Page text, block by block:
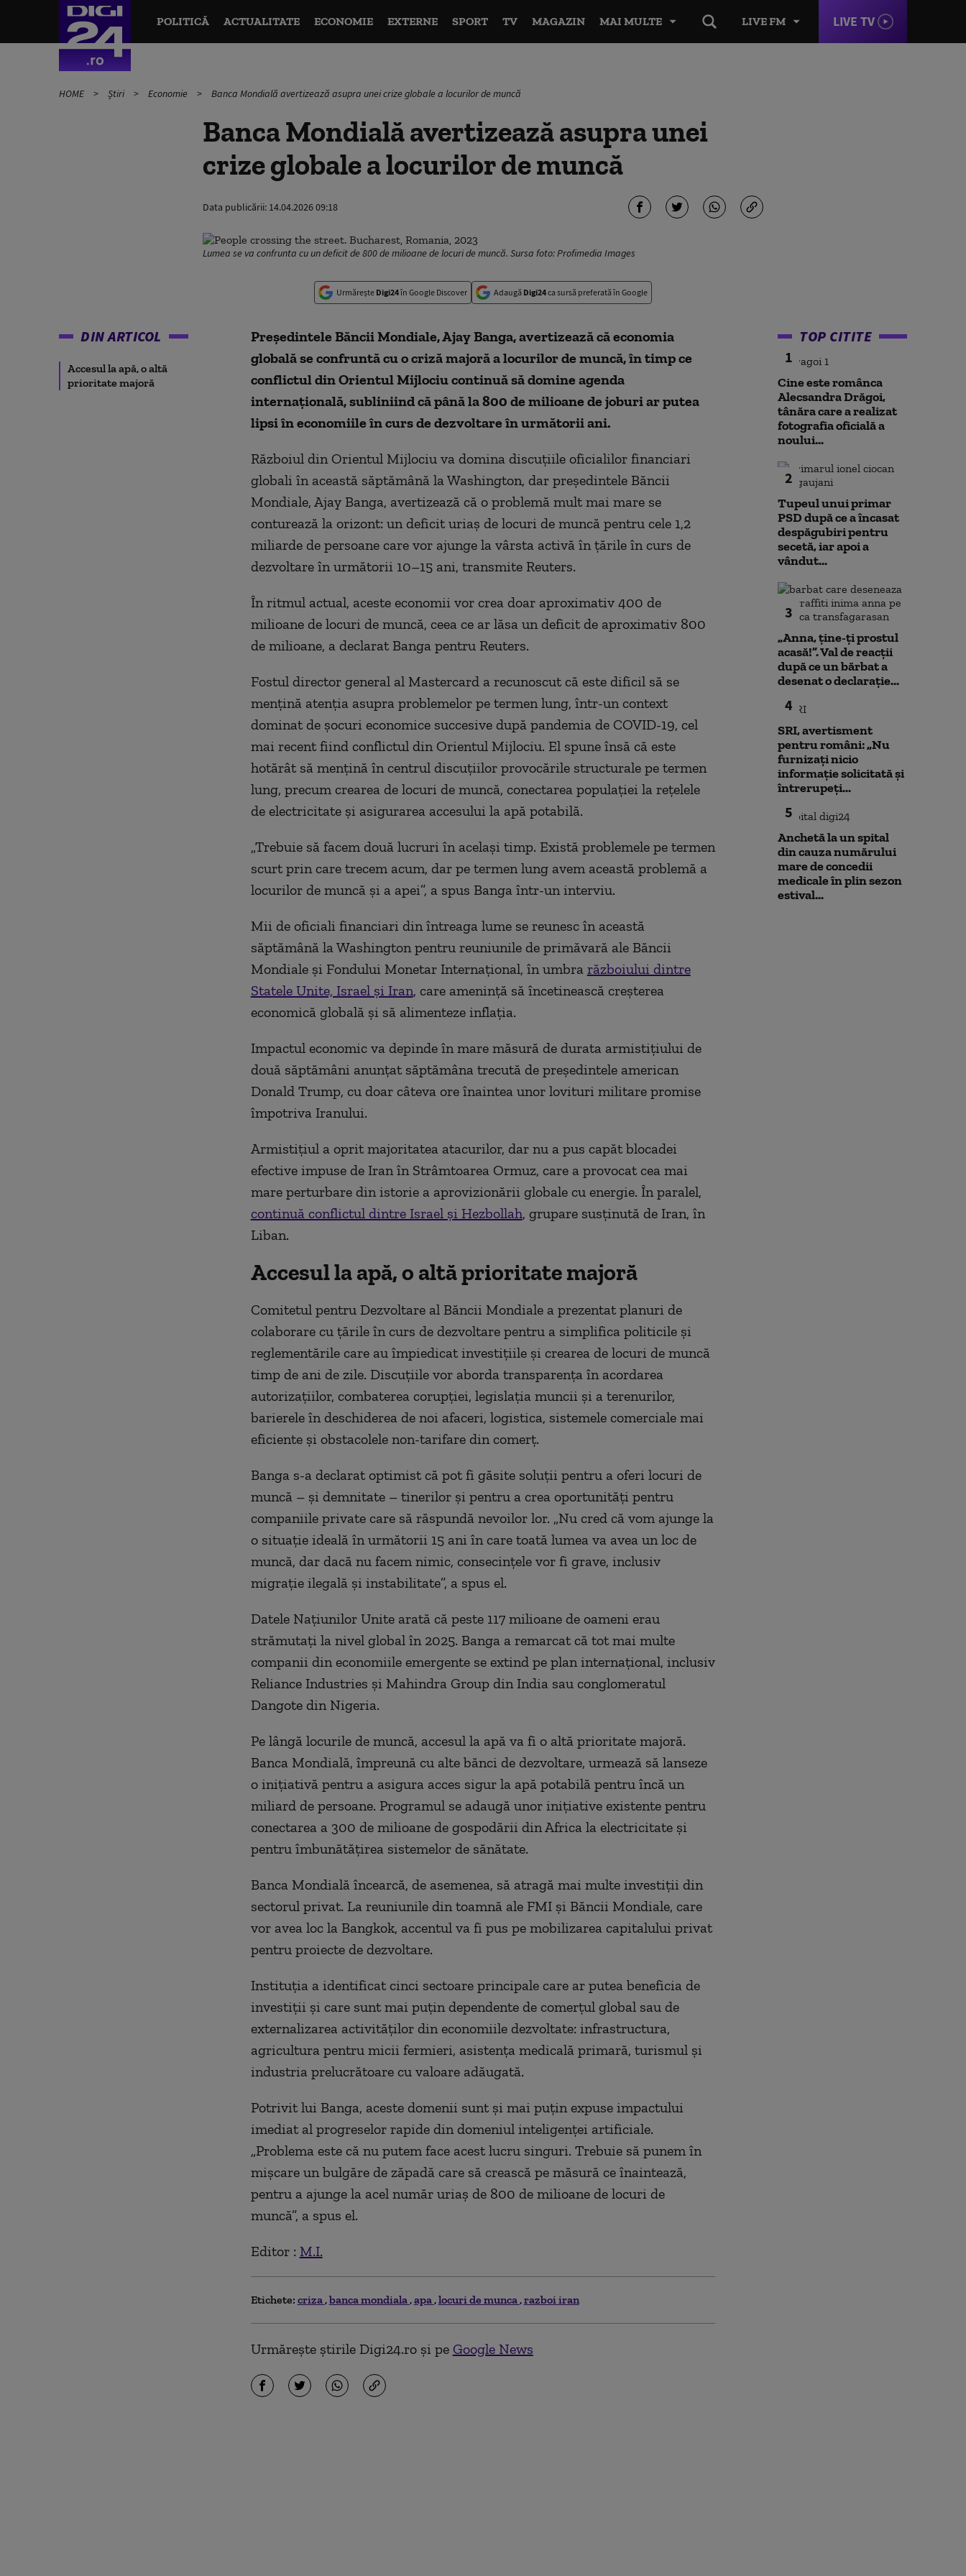
LIVE FM LIVE TV
POLITICĂ ACTUALITATE ECONOMIE EXTERNE SPORT TV MAGAZIN MAI MULTE
HOME Știri Economie Banca Mondială avertizează asupra unei crize globale a locurilor de muncă
Banca Mondială avertizează asupra unei
crize globale a locurilor de muncă
Data publicării: 14.04.2026 09:18
Lumea se va confrunta cu un deficit de 800 de milioane de locuri de muncă. Sursa foto: Profimedia Images
Urmărește Digi24în Google Discover Adaugă Digi24ca sursă preferată în Google
DIN ARTICOL
Accesul la apă, o altă
prioritate majoră
Președintele Băncii Mondiale, Ajay Banga, avertizează că economia
globală se confruntă cu o criză majoră a locurilor de muncă, în timp ce
conflictul din Orientul Mijlociu continuă să domine agenda
internațională, subliniind că până la 800 de milioane de joburi ar putea
lipsi în economiile în curs de dezvoltare în următorii ani.
Războiul din Orientul Mijlociu va domina discuţiile oficialilor financiari
globali în această săptămână la Washington, dar preşedintele Băncii
Mondiale, Ajay Banga, avertizează că o problemă mult mai mare se
conturează la orizont: un deficit uriaş de locuri de muncă pentru cele 1,2
miliarde de persoane care vor ajunge la vârsta activă în ţările în curs de
dezvoltare în următorii 10–15 ani, transmite Reuters.
În ritmul actual, aceste economii vor crea doar aproximativ 400 de
milioane de locuri de muncă, ceea ce ar lăsa un deficit de aproximativ 800
de milioane, a declarat Banga pentru Reuters.
Fostul director general al Mastercard a recunoscut că este dificil să se
menţină atenţia asupra problemelor pe termen lung, într-un context
dominat de şocuri economice succesive după pandemia de COVID-19, cel
mai recent fiind conflictul din Orientul Mijlociu. El spune însă că este
hotărât să menţină în centrul discuţiilor provocările structurale pe termen
lung, precum crearea de locuri de muncă, conectarea populaţiei la reţelele
de electricitate şi asigurarea accesului la apă potabilă.
„Trebuie să facem două lucruri în acelaşi timp. Există problemele pe termen
scurt prin care trecem acum, dar pe termen lung avem această problemă a
locurilor de muncă şi a apei”, a spus Banga într-un interviu.
Mii de oficiali financiari din întreaga lume se reunesc în această
săptămână la Washington pentru reuniunile de primăvară ale Băncii
Mondiale şi Fondului Monetar Internaţional, în umbra războiului dintre
Statele Unite, Israel şi Iran, care ameninţă să încetinească creşterea
economică globală şi să alimenteze inflaţia.
Impactul economic va depinde în mare măsură de durata armistiţiului de
două săptămâni anunţat săptămâna trecută de preşedintele american
Donald Trump, cu doar câteva ore înaintea unor lovituri militare promise
împotriva Iranului.
Armistiţiul a oprit majoritatea atacurilor, dar nu a pus capăt blocadei
efective impuse de Iran în Strâmtoarea Ormuz, care a provocat cea mai
mare perturbare din istorie a aprovizionării globale cu energie. În paralel,
continuă conflictul dintre Israel şi Hezbollah, grupare susţinută de Iran, în
Liban.
Accesul la apă, o altă prioritate majoră
Comitetul pentru Dezvoltare al Băncii Mondiale a prezentat planuri de
colaborare cu ţările în curs de dezvoltare pentru a simplifica politicile şi
reglementările care au împiedicat investiţiile şi crearea de locuri de muncă
timp de ani de zile. Discuţiile vor aborda transparenţa în acordarea
autorizaţiilor, combaterea corupţiei, legislaţia muncii şi a terenurilor,
barierele în deschiderea de noi afaceri, logistica, sistemele comerciale mai
eficiente şi obstacolele non-tarifare din comerţ.
Banga s-a declarat optimist că pot fi găsite soluţii pentru a oferi locuri de
muncă – şi demnitate – tinerilor şi pentru a crea oportunităţi pentru
companiile private care să răspundă nevoilor lor. „Nu cred că vom ajunge la
o situaţie ideală în următorii 15 ani în care toată lumea va avea un loc de
muncă, dar dacă nu facem nimic, consecinţele vor fi grave, inclusiv
migraţie ilegală şi instabilitate”, a spus el.
Datele Naţiunilor Unite arată că peste 117 milioane de oameni erau
strămutaţi la nivel global în 2025. Banga a remarcat că tot mai multe
companii din economiile emergente se extind pe plan internaţional, inclusiv
Reliance Industries şi Mahindra Group din India sau conglomeratul
Dangote din Nigeria.
Pe lângă locurile de muncă, accesul la apă va fi o altă prioritate majoră.
Banca Mondială, împreună cu alte bănci de dezvoltare, urmează să lanseze
o iniţiativă pentru a asigura acces sigur la apă potabilă pentru încă un
miliard de persoane. Programul se adaugă unor iniţiative existente pentru
conectarea a 300 de milioane de gospodării din Africa la electricitate şi
pentru îmbunătăţirea sistemelor de sănătate.
Banca Mondială încearcă, de asemenea, să atragă mai multe investiţii din
sectorul privat. La reuniunile din toamnă ale FMI şi Băncii Mondiale, care
vor avea loc la Bangkok, accentul va fi pus pe mobilizarea capitalului privat
pentru proiecte de dezvoltare.
Instituţia a identificat cinci sectoare principale care ar putea beneficia de
investiţii şi care sunt mai puţin dependente de comerţul global sau de
externalizarea activităţilor din economiile dezvoltate: infrastructura,
agricultura pentru micii fermieri, asistenţa medicală primară, turismul şi
industria prelucrătoare cu valoare adăugată.
Potrivit lui Banga, aceste domenii sunt şi mai puţin expuse impactului
imediat al progreselor rapide din domeniul inteligenţei artificiale.
„Problema este că nu putem face acest lucru singuri. Trebuie să punem în
mişcare un bulgăre de zăpadă care să crească pe măsură ce înaintează,
pentru a ajunge la acel număr uriaş de 800 de milioane de locuri de
muncă”, a spus el.
Editor : M.I.
Etichete: criza banca mondiala apa locuri de munca razboi iran
Urmărește știrile Digi24.ro și pe Google News
TOP CITITE
1
Cine este românca
Alecsandra Drăgoi,
tânăra care a realizat
fotografia oficială a
noului...
2
Tupeul unui primar
PSD după ce a încasat
despăgubiri pentru
secetă, iar apoi a
vândut...
3
„Anna, ţine-ţi prostul
acasă!”. Val de reacții
după ce un bărbat a
desenat o declarație...
4
SRI, avertisment
pentru români: „Nu
furnizați nicio
informație solicitată și
întrerupeți...
5
Anchetă la un spital
din cauza numărului
mare de concedii
medicale în plin sezon
estival...